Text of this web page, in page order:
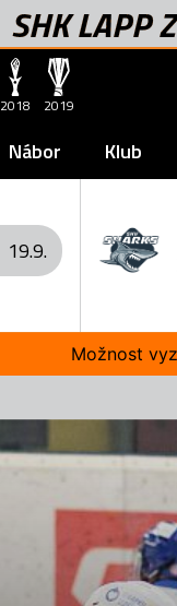
SHK LAPP
2018 2019
Nábor Klub
19.9.
Možnost